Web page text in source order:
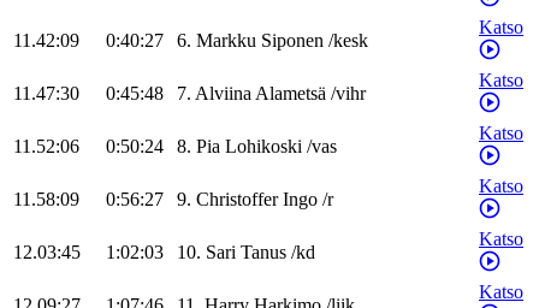
11.42:09 0:40:27 6. Markku Siponen /kesk
Katso
11.47:30 0:45:48 7. AlviinaAlametsä /vihr
Katso
11.52:06 0:50:24 8. Pia Lohikoski /vas
Katso
11.58:09 0:56:27 9. Christoffer Ingo /r
Katso
12.03:45 1:02:03 10. Sari Tanus /kd
Katso
Katso